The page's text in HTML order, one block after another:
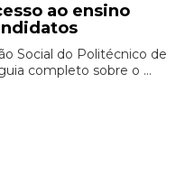
ao ensino
Social do Politécnico de
completo sobre o ...